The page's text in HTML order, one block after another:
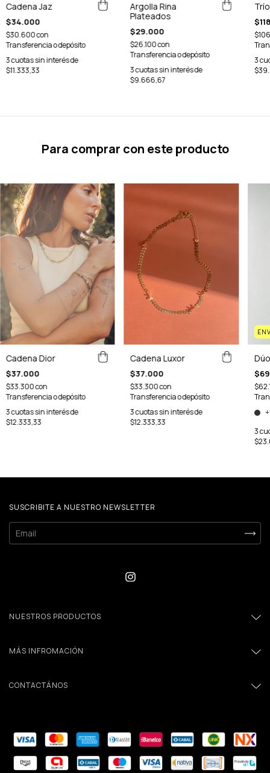
Cadena Jaz
$34.000
$30.600con
Transferencia o depósito
3cuotas sin interés de
$11.333,33
Argolla Rina
Plateados
$29.000
$26.100con
Transferencia o depósito
3cuotas sin interés de
$9.666,67
3
Para comprar con este producto
Cadena Dior
$37.000
$33.300con
Transferencia o depósito
3cuotas sin interés de
$12.333,33
Cadena Luxor
$37.000
$33.300con
Transferencia o depósito
3cuotas sin interés de
$12.333,33
3
SUSCRIBITE A NUESTRO NEWSLETTER
NUESTROS PRODUCTOS
MÁS INFROMACIÓN
CONTACTÁNOS